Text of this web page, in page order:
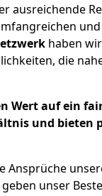
ausreichende
und
haben
die
Wert auf ein
und bieten
Ansprüche
unser